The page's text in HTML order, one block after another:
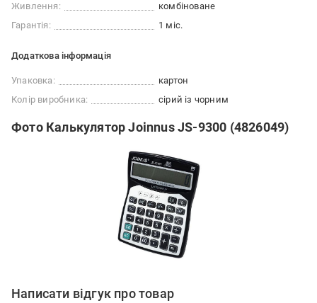
Живлення:
комбіноване
Гарантія:
1 міс.
Додаткова інформація
Упаковка:
картон
Колір виробника:
сірий із чорним
Фото Калькулятор Joinnus JS-9300 (4826049)
Написати відгук про товар